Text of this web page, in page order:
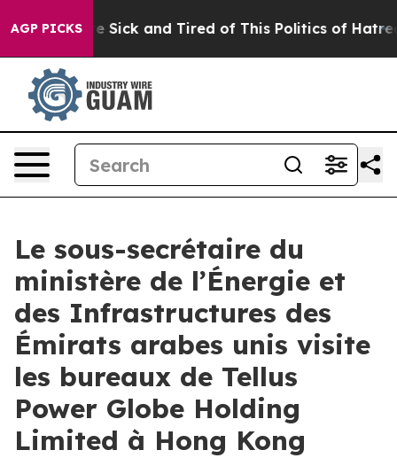
AGP PICKS
Sick and Tired of This Politics of Hatred” The
Le sous-secrétaire du
ministère de l’Énergie et
des Infrastructures des
Émirats arabes unis visite
les bureaux de Tellus
Power Globe Holding
Limited à Hong Kong